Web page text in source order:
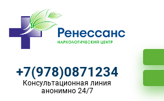
+7(978)0871234
Консультационная линия
анонимно 24/7